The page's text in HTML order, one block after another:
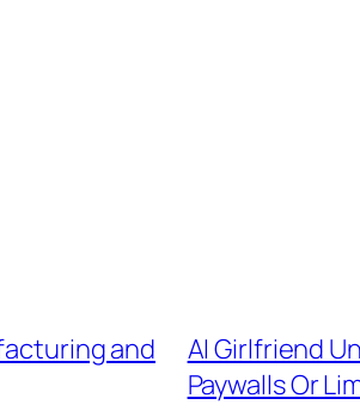
and
AI Girlfriend
Paywalls Or